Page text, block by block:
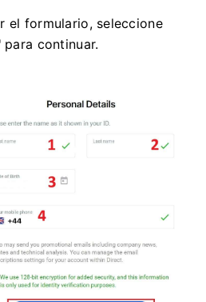
el formulario, seleccione
para continuar.